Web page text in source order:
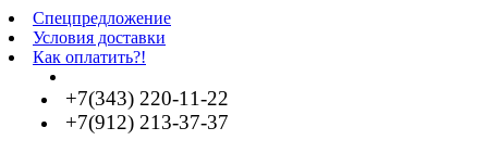
Спецпредложение
Условия доставки
Как оплатить?!
+7(343) 220-11-22
+7(912) 213-37-37